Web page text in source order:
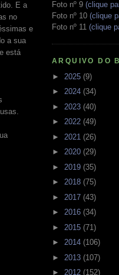
E a
no
e
a sua
está
Foto nº 9 (clique
Foto nº 10 (clique
Foto nº 11 (clique
ARQUIVO DO
► 2025 (9)
► 2024 (34)
► 2023 (40)
► 2022 (49)
► 2021 (26)
► 2020 (29)
► 2019 (35)
► 2018 (75)
► 2017 (43)
► 2016 (34)
► 2015 (71)
► 2014 (106)
► 2013 (107)
► 2012 (152)